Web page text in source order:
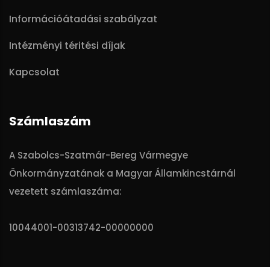
Információátadási szabályzat
Intézményi téritési díjak
Kapcsolat
Számlaszám
A Szabolcs-Szatmár-Bereg Vármegye
Önkormányzatának a Magyar Államkincstárnál
vezetett számlaszáma:
10044001-00313742-00000000